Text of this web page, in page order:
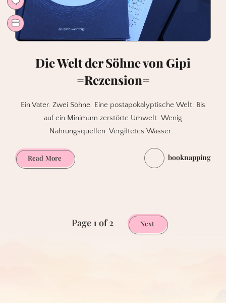
Die Welt der Söhne von Gipi
=Rezension=
Ein Vater. Zwei Söhne. Eine postapokalyptische Welt. Bis
auf ein Minimum zerstörte Umwelt. Wenig
Nahrungsquellen. Vergiftetes Wasser….
Read MoreDie
Welt
=Rezension=
booknapping
Page 1 of 2 Next